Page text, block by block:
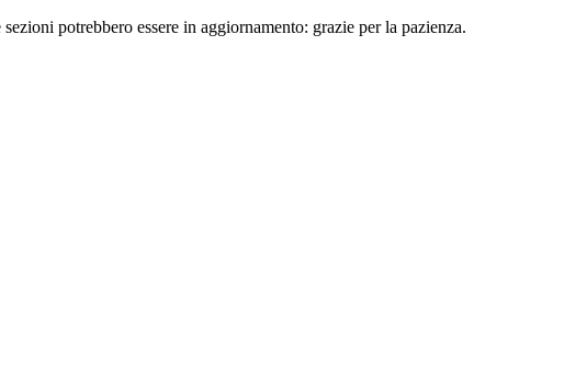
potrebbero essere in aggiornamento: grazie per la pazienza.